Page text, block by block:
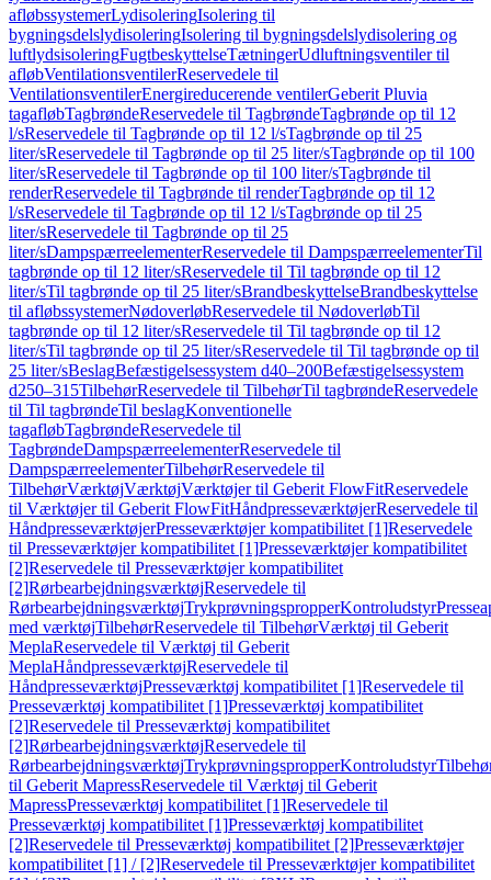
afløbssystemerLydisoleringIsolering til
bygningsdelslydisoleringIsolering til bygningsdelslydisolering og
luftlydsisoleringFugtbeskyttelseTætningerUdluftningsventiler til
afløbVentilationsventilerReservedele til
VentilationsventilerEnergireducerende ventilerGeberit Pluvia
tagafløbTagbrøndeReservedele til TagbrøndeTagbrønde op til 12
l/sReservedele til Tagbrønde op til 12 l/sTagbrønde op til 25
liter/sReservedele til Tagbrønde op til 25 liter/sTagbrønde op til 100
liter/sReservedele til Tagbrønde op til 100 liter/sTagbrønde til
renderReservedele til Tagbrønde til renderTagbrønde op til 12
l/sReservedele til Tagbrønde op til 12 l/sTagbrønde op til 25
liter/sReservedele til Tagbrønde op til 25
liter/sDampspærreelementerReservedele til DampspærreelementerTil
tagbrønde op til 12 liter/sReservedele til Til tagbrønde op til 12
liter/sTil tagbrønde op til 25 liter/sBrandbeskyttelseBrandbeskyttelse
til afløbssystemerNødoverløbReservedele til NødoverløbTil
tagbrønde op til 12 liter/sReservedele til Til tagbrønde op til 12
liter/sTil tagbrønde op til 25 liter/sReservedele til Til tagbrønde op til
25 liter/sBeslagBefæstigelsessystem d40–200Befæstigelsessystem
d250–315TilbehørReservedele til TilbehørTil tagbrøndeReservedele
til Til tagbrøndeTil beslagKonventionelle
tagafløbTagbrøndeReservedele til
TagbrøndeDampspærreelementerReservedele til
DampspærreelementerTilbehørReservedele til
TilbehørVærktøjVærktøjVærktøjer til Geberit FlowFitReservedele
til Værktøjer til Geberit FlowFitHåndpresseværktøjerReservedele til
HåndpresseværktøjerPresseværktøjer kompatibilitet [1]Reservedele
til Presseværktøjer kompatibilitet [1]Presseværktøjer kompatibilitet
[2]Reservedele til Presseværktøjer kompatibilitet
[2]RørbearbejdningsværktøjReservedele til
RørbearbejdningsværktøjTrykprøvningspropperKontroludstyr
med værktøjTilbehørReservedele til TilbehørVærktøj til Geberit
MeplaReservedele til Værktøj til Geberit
MeplaHåndpresseværktøjReservedele til
HåndpresseværktøjPresseværktøj kompatibilitet [1]Reservedele til
Presseværktøj kompatibilitet [1]Presseværktøj kompatibilitet
[2]Reservedele til Presseværktøj kompatibilitet
[2]RørbearbejdningsværktøjReservedele til
RørbearbejdningsværktøjTrykprøvningspropperKontroludstyr
til Geberit MapressReservedele til Værktøj til Geberit
MapressPresseværktøj kompatibilitet [1]Reservedele til
Presseværktøj kompatibilitet [1]Presseværktøj kompatibilitet
[2]Reservedele til Presseværktøj kompatibilitet [2]Presseværktøjer
kompatibilitet [1] / [2]Reservedele til Presseværktøjer kompatibilitet